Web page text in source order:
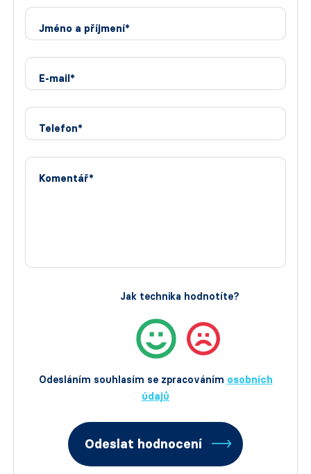
Jméno a příjmení*
E-mail*
Telefon*
Komentář*
Odesláním souhlasím se zpracováním osobních
údajů
Jak technika hodnotíte?
Odeslat hodnocení